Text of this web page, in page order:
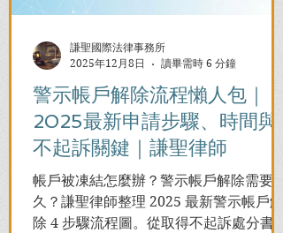
警示帳戶解除流程懶人包｜
2025最新申請步驟、時間與
不起訴關鍵｜謙聖律師
帳戶被凍結怎麼辦？警示帳戶解除需要多
久？謙聖律師整理 2025 最新警示帳戶解
除 4 步驟流程圖。從取得不起訴處分書到
謙聖國際法律事務所
2025年12月8日
讀畢需時 6 分鐘